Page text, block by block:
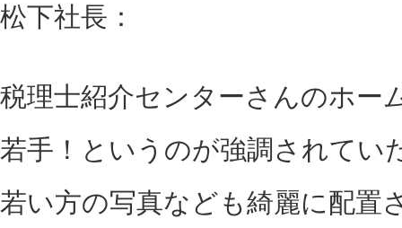
松下社長：
税理士紹介センターさんのホー
若手！というのが強調されてい
若い方の写真なども綺麗に配置